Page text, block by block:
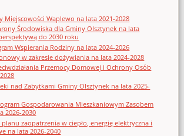
Miejscowości Waplewo na lata 2021-2028
Środowiska dla Gminy Olsztynek na lata
do 2030 roku
Wspierania Rodziny na lata 2024-2026
w zakresie dożywiania na lata 2024-2028
Przemocy Domowej i Ochrony Osób
nad Zabytkami Gminy Olsztynek na lata 2025-
Gospodarowania Mieszkaniowym Zasobem
2026-2030
planu zaopatrzenia w ciepło, energię elektryczna i
na lata 2026-2040